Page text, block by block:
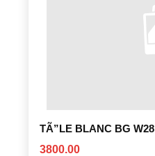
TÃ”LE BLANC BG W28
3800.00